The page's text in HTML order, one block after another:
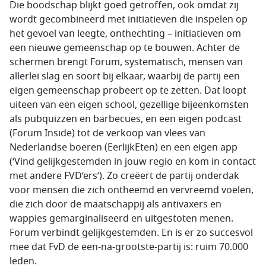
Die boodschap blijkt goed getroffen, ook omdat zij
wordt gecombineerd met initiatieven die inspelen op
het gevoel van leegte, onthechting – initiatieven om
een nieuwe gemeenschap op te bouwen. Achter de
schermen brengt Forum, systematisch, mensen van
allerlei slag en soort bij elkaar, waarbij de partij een
eigen gemeenschap probeert op te zetten. Dat loopt
uiteen van een eigen school, gezellige bijeenkomsten
als pubquizzen en barbecues, en een eigen podcast
(Forum Inside) tot de verkoop van vlees van
Nederlandse boeren (EerlijkEten) en een eigen app
(‘Vind gelijkgestemden in jouw regio en kom in contact
met andere FVD’ers’). Zo creëert de partij onderdak
voor mensen die zich ontheemd en vervreemd voelen,
die zich door de maatschappij als antivaxers en
wappies gemarginaliseerd en uitgestoten menen.
Forum verbindt gelijkgestemden. En is er zo succesvol
mee dat FvD de een-na-grootste-partij is: ruim 70.000
leden.